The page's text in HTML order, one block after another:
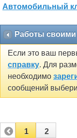
Автомобильный
Работы своими
Если это ваш
справку. Для
необходимо
сообщений
1 2